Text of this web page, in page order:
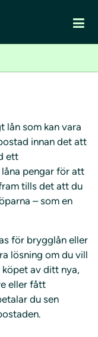
lån som kan vara
innan det att
ett
pengar för att
tills det att du
– som en
för brygglån eller
lösning om du vill
av ditt nya,
eller fått
du sen